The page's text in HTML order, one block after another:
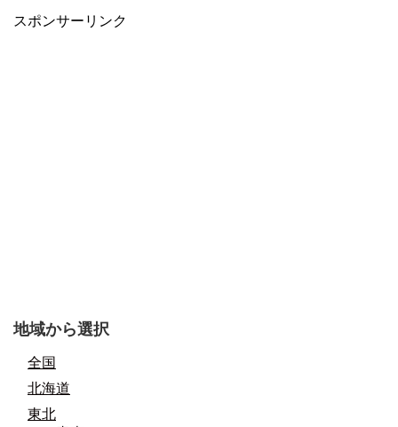
スポンサーリンク
地域から選択
全国
北海道
東北